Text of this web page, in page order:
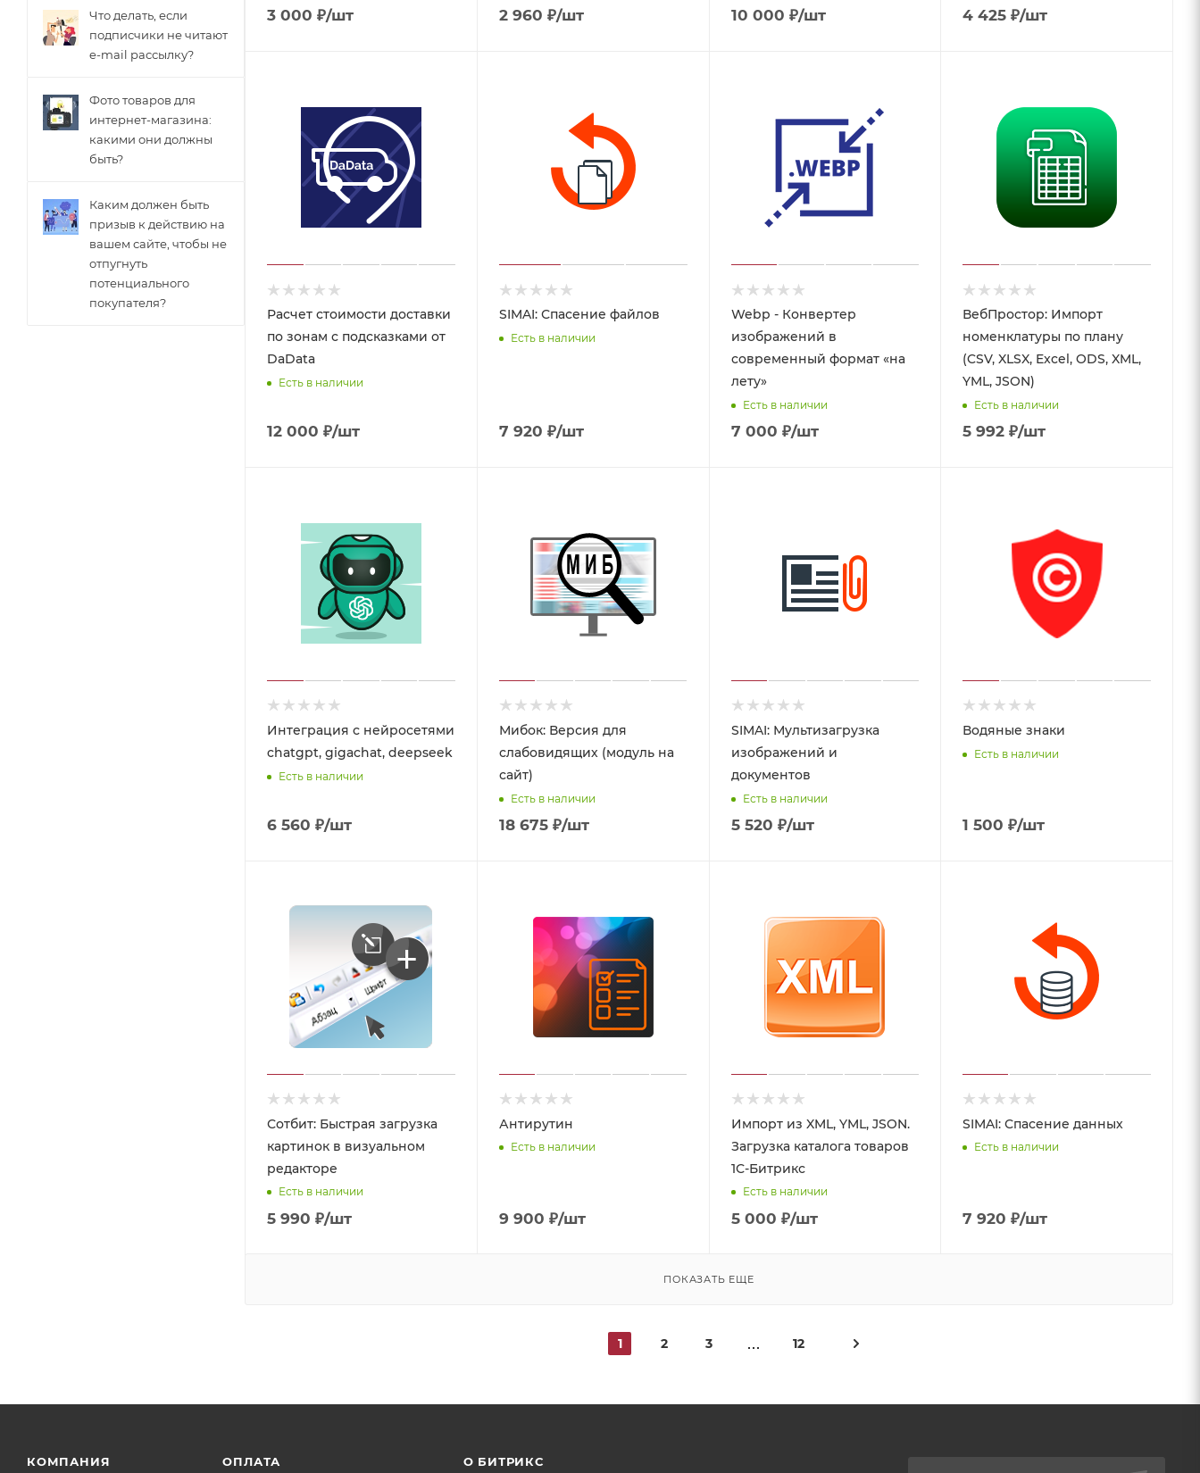
3 000 ₽/шт 2 960 ₽/шт 10 000 ₽/шт 4 425 ₽/шт
Расчет стоимости доставки
по зонам с подсказками от
DaData
Есть в наличии
12 000 ₽/шт
SIMAI: Спасение файлов
Есть в наличии
7 920 ₽/шт
Webp - Конвертер
изображений в
современный формат «на
лету»
Есть в наличии
7 000 ₽/шт
ВебПростор: Импорт
номенклатуры по плану
(CSV, XLSX, Excel, ODS, XML,
YML, JSON)
Есть в наличии
5 992 ₽/шт
Интеграция с нейросетями
chatgpt, gigachat, deepseek
Есть в наличии
6 560 ₽/шт
Мибок: Версия для
слабовидящих (модуль на
сайт)
Есть в наличии
18 675₽/шт
SIMAI: Мультизагрузка
изображений и
документов
Есть в наличии
5 520 ₽/шт
Водяные знаки
Есть в наличии
1 500 ₽/шт
Сотбит: Быстрая загрузка
картинок в визуальном
редакторе
Есть в наличии
5 990 ₽/шт
Антирутин
Есть в наличии
9 900 ₽/шт
Импорт из XML, YML, JSON.
Загрузка каталога товаров
1С-Битрикс
Есть в наличии
5 000 ₽/шт
SIMAI: Спасение данных
Есть в наличии
7 920 ₽/шт
ПОКАЗАТЬ ЕЩЕ
1 2 3 12
Что делать, если
подписчики не читают
e-mail рассылку?
Фото товаров для
интернет-магазина:
какими они должны
быть?
Каким должен быть
призыв к действию на
вашем сайте, чтобы не
отпугнуть
потенциального
покупателя?
КОМПАНИЯ ОПЛАТА О БИТРИКС